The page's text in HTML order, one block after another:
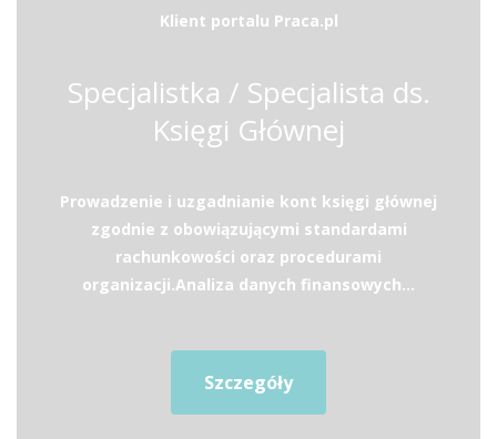
Klient portalu Praca.pl
Specjalistka / Specjalista ds.
Księgi Głównej
Prowadzenie i uzgadnianie kont księgi głównej
zgodnie z obowiązującymi standardami
rachunkowości oraz procedurami
organizacji.Analiza danych finansowych...
Szczegóły